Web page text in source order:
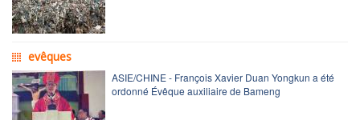
evêques
ASIE/CHINE - François Xavier Duan Yongkun a été
ordonné Évêque auxiliaire de Bameng